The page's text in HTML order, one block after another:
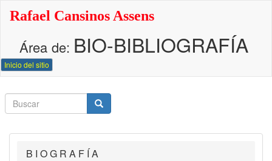
principal
Rafael Cansinos Assens
Área de: BIO-BIBLIOGRAFÍA
Inicio del sitio
Buscar
Buscar
Buscar
B I O G R A F Í A